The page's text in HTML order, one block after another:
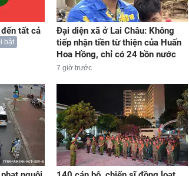
tất cả
bật
Đại diện xã ở Lai Châu: Không
tiếp nhận tiền từ thiện của Huấn
Hoa Hồng, chỉ có 24 bồn nước
7 giờ trước